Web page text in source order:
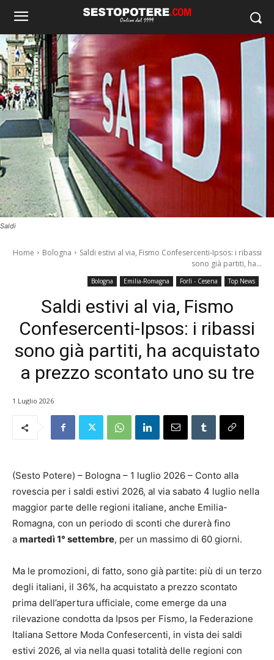
Saldi
Home Bologna
Saldi estivi al via, Fismo Confesercenti-Ipsos: i ribassi
sono già partiti, ha...
Bologna Emilia-Romagna Forlì - Cesena Top News
Saldi estivi al via, Fismo
Confesercenti-Ipsos: i ribassi
sono già partiti, ha acquistato
a prezzo scontato uno su tre
1 Luglio 2026
(Sesto Potere) – Bologna – 1 luglio 2026 – Conto alla
rovescia per i saldi estivi 2026, al via sabato 4 luglio nella
maggior parte delle regioni italiane, anche Emilia-
Romagna, con un periodo di sconti che durerà fino
a martedì 1° settembre, per un massimo di 60 giorni.
Ma le promozioni, di fatto, sono già partite: più di un terzo
degli italiani, il 36%, ha acquistato a prezzo scontato
prima dell’apertura ufficiale, come emerge da una
rilevazione condotta da Ipsos per Fismo, la Federazione
Italiana Settore Moda Confesercenti, in vista dei saldi
estivi 2026, al via nella quasi totalità delle regioni con